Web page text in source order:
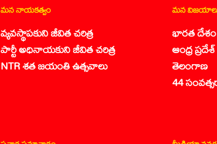
మన నాయకత్వం
వ్యవస్థాపకుని జీవిత చరిత్ర
పార్టీ అధినాయకుని జీవిత చరిత్ర
NTR శత జయంతి ఉత్సవాలు
మన
భారత దేశం
ఆంధ్ర ప్రదేశ్
తెలంగాణ
44